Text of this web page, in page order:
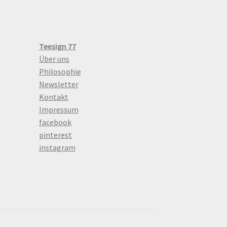
Teesign 77
Über uns
Philosophie
Newsletter
Kontakt
Impressum
facebook
pinterest
instagram